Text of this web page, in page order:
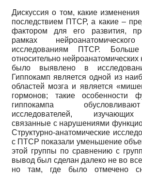
Дискуссия о том, какие
последствием ПТСР, а какие –
фактором для его развития,
рамках
исследованиям ПТСР.
относительно
было выявлено в
Гиппокамп является одной из
областей мозга и является
гормонов; такие особенности
гиппокампа
исследователей, изучающих
связанные с нарушениями
Структурно-анатомические
с ПТСР показали уменьшение
этой группы по сравнению с
вывод был сделан далеко не во
но там, где было отмечено